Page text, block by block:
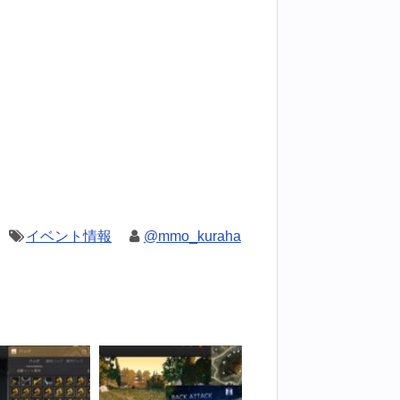
イベント情報 @mmo_kuraha